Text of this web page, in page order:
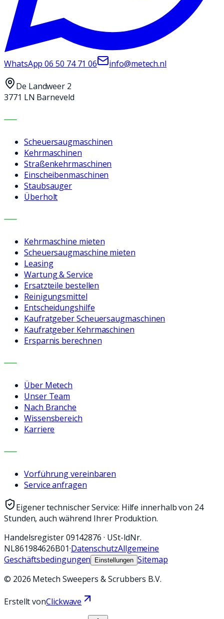
WhatsApp06 50 74 71 06 info@metech.nl
De Landweer 2
3771 LN Barneveld
MASCHINEN
Scheuersaugmaschinen
Kehrmaschinen
Straßenkehrmaschinen
Einscheibenmaschinen
Staubsauger
Überholt
LEISTUNGEN
Kehrmaschine mieten
Scheuersaugmaschine mieten
Leasing
Wartung & Service
Ersatzteile bestellen
Reinigungsmittel
Entscheidungshilfe
Kaufratgeber Scheuersaugmaschinen
Kaufratgeber Kehrmaschinen
Ersparnis berechnen
UNTERNEHMEN
Über Metech
Unser Team
Nach Branche
Wissensbereich
Karriere
KONTAKT
Vorführung vereinbaren
Service anfragen
Eigener technischer Service: Hilfe innerhalb von 24
Stunden, auch während Ihrer Produktion.
Handelsregister09142876 · USt-IdNr.
NL861984626B01·DatenschutzAllgemeine
Geschäftsbedingungen
Einstellungen Sitemap
© 2026 Metech Sweepers & Scrubbers B.V.
Erstellt vonClickwave